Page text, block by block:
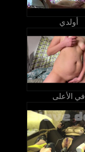
أولدي
في الأعلى